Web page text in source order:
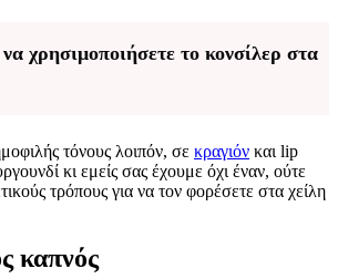
χρησιμοποιήσετε το κονσίλερ στα
τόνους λοιπόν, σε κραγιόν και lip
κι εμείς σας έχουμε όχι έναν, ούτε
τρόπους για να τον φορέσετε στα χείλη
καπνός